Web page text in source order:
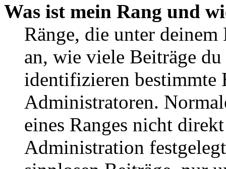
Was ist mein Rang und
Ränge, die unter deinem
an, wie viele Beiträge
identifizieren bestimmte
Administratoren.
eines Ranges nicht
Administration